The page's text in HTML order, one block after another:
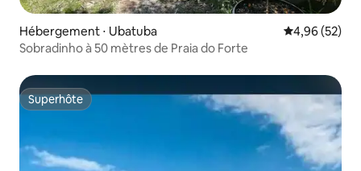
Hébergement ⋅ Ubatuba Évaluation
4,96 (52)
Sobradinho à 50 mètres de Praia do Forte
Superhôte
Superhôte